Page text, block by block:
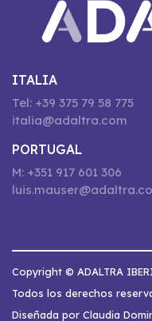
ITALIA
Tel: +39 375 79 58 775
italia@adaltra.com
PORTUGAL
M: +351 917 601 306
Copyright © ADALTRA
Todos los derechos
Diseñada por Claudia